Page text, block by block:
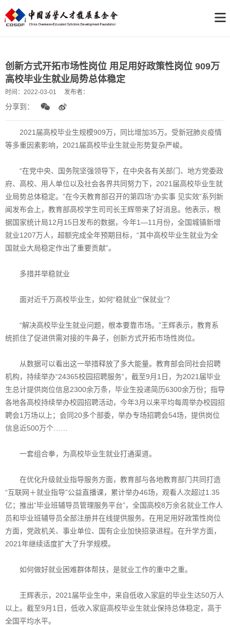
创新方式开拓市场性岗位 用足用好政策性岗位 909万
高校毕业生就业局势总体稳定
时间： 2022-03-01 发布者：
分享到：
2021届高校毕业生规模909万，同比增加35万。受新冠肺炎疫情
等多重因素影响，2021届高校毕业生就业形势复杂严峻。
“在党中央、国务院坚强领导下，在中央各有关部门、地方党委政
府、高校、用人单位以及社会各界共同努力下，2021届高校毕业生就
业局势总体稳定。”在今天教育部召开的第四场“办实事 见实效”系列新
闻发布会上，教育部高校学生司司长王辉带来了好消息。他表示，根
据国家统计局12月15日发布的数据，今年1—11月份，全国城镇新增
就业1207万人，超额完成全年预期目标，“其中高校毕业生就业为全
国就业大局稳定作出了重要贡献”。
多措并举稳就业
面对近千万高校毕业生，如何“稳就业”“保就业”？
“解决高校毕业生就业问题，根本要靠市场。”王辉表示，教育系
统抓住了促进供需对接的牛鼻子，创新方式开拓市场性岗位。
从数据可以看出这一举措释放了多大能量。教育部会同社会招聘
机构，持续举办“24365校园招聘服务”，截至9月1日，为2021届毕业
生总计提供岗位信息2300余万条，毕业生投递简历6300余万份；指导
各地各高校持续举办校园招聘活动，今年3月以来平均每周举办校园招
聘会1万场以上；会同20多个部委，举办专场招聘会54场，提供岗位
信息近500万个……
一套组合拳，为高校毕业生就业打通渠道。
在优化升级就业指导服务方面，教育部与各地教育部门共同打造
“互联网＋就业指导”公益直播课，累计举办46场，观看人次超过1.35
亿；推出“毕业班辅导员管理服务平台”，全国高校8万余名就业工作人
员和毕业班辅导员全部注册并在线提供服务。在用足用好政策性岗位
方面，党政机关、事业单位、国有企业加快招录进程。在升学方面，
2021年继续适度扩大了升学规模。
如何做好就业困难群体帮扶，是就业工作的重中之重。
王辉表示，2021届毕业生中，来自低收入家庭的毕业生达50万人
以上。截至9月1日，低收入家庭高校毕业生就业保持总体稳定，高于
全国平均水平。